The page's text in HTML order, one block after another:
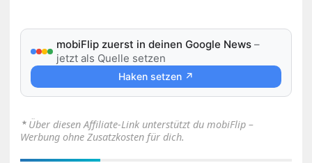
mobiFlip zuerst in deinen Google News –
jetzt als Quelle setzen
Haken setzen ↗
⋆ Über diesen Affiliate-Link unterstützt du mobiFlip –
Werbung ohne Zusatzkosten für dich.